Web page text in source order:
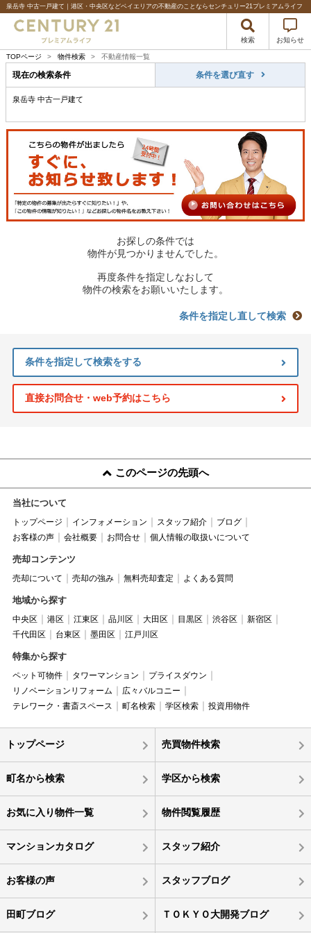
泉岳寺 中古一戸建て｜港区・中央区などベイエリアの不動産のことならセンチュリー21プレミアムライフ
検索 お知らせ
TOPページ > 物件検索 > 不動産情報一覧
現在の検索条件 条件を選び直す
泉岳寺 中古一戸建て
お探しの条件では
物件が見つかりませんでした。
再度条件を指定しなおして
物件の検索をお願いいたします。
条件を指定し直して検索
条件を指定して検索をする
直接お問合せ・web予約はこちら
このページの先頭へ
当社について
トップページ インフォメーション スタッフ紹介
ブログ
お客様の声
会社概要 お問合せ 個人情報の取扱いについて
売却コンテンツ
売却について 売却の強み 無料売却査定 よくある質問
地域から探す
中央区 港区 江東区 品川区 大田区 目黒区 渋谷区
新宿区
千代田区
台東区 墨田区 江戸川区
特集から探す
ペット可物件 タワーマンション
プライスダウン
リノベーションリフォーム
広々バルコニー
テレワーク・書斎スペース
町名検索 学区検索 投資用物件
トップページ 売買物件検索
町名から検索 学区から検索
お気に入り物件一覧 物件閲覧履歴
マンションカタログ スタッフ紹介
お客様の声 スタッフブログ
田町ブログ ＴＯＫＹＯ大開発ブログ